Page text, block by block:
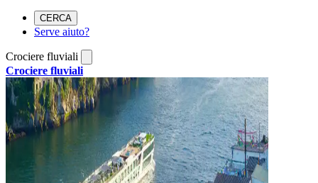
CERCA
Serve aiuto?
Crociere fluviali
Crociere fluviali